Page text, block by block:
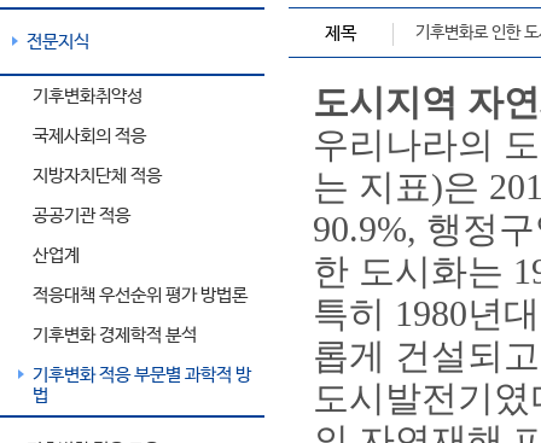
기후위기 전망
국가
적응
지
적응
공공
전문지식
기후변화취약성
국제사회의 적응
지방자치단체 적응
공공기관 적응
산업계
적응대책 우선순위 평가 방법론
기후변화 경제학적 분석
기후변화 적응 부문별 과학적 방
법
제목 기후변화로 인한
도시지역 자
우리나라의
는 지표)은
90.9%, 행정
한 도시화는
특히 1980년
롭게 건설되
도시발전기